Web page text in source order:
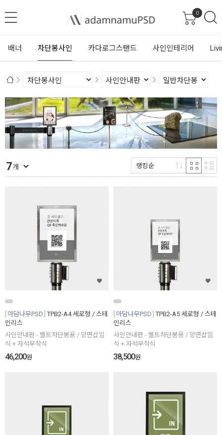
0
배너 차단봉사인 카다로그스탠드 사인인테리어
7개 랭킹순
아담나무PSD TPB2-A4 세로형 / 스테
인리스
사인안내판 - 벨트차단봉용 / 양면삽입
식 + 자석부착식
46,200원
아담나무PSD TPB2-A5 세로형 / 스테
인리스
사인안내판 - 벨트차단봉용 / 양면삽입
식 + 자석부착식
38,500원